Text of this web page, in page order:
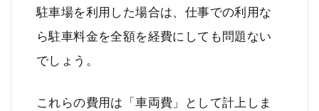
駐車場を利用した場合は、仕事での利用な
ら駐車料金を全額を経費にしても問題ない
でしょう。
これらの費用は「車両費」として計上しま